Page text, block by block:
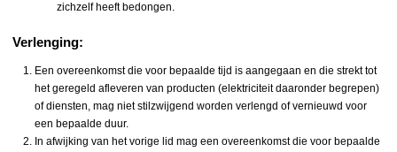
zichzelf heeft bedongen.
Verlenging:
Een overeenkomst die voor bepaalde tijd is aangegaan en die strekt tot
het geregeld afleveren van producten (elektriciteit daaronder begrepen)
of diensten, mag niet stilzwijgend worden verlengd of vernieuwd voor
een bepaalde duur.
In afwijking van het vorige lid mag een overeenkomst die voor bepaalde